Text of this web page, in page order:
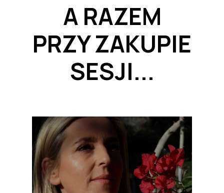
A RAZEM
PRZY ZAKUPIE
SESJI...